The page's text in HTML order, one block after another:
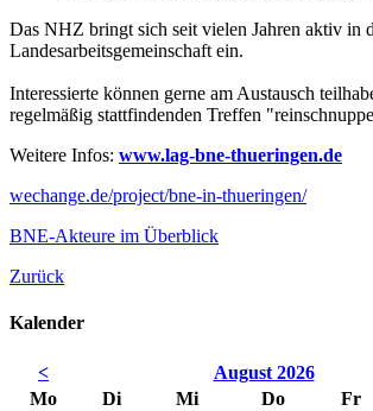
Das NHZ bringt sich seit vielen Jahren aktiv in
Landesarbeitsgemeinschaft ein.
Interessierte können gerne am Austausch
regelmäßig stattfindenden Treffen
Weitere Infos: www.lag-bne-thueringen.de
wechange.de/project/bne-in-thueringen/
BNE-Akteure im Überblick
Zurück
Kalender
< August 2026
Mo
Di
Mi
Do
Fr